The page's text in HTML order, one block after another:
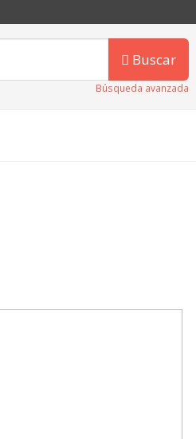
Buscar
Búsqueda avanzada